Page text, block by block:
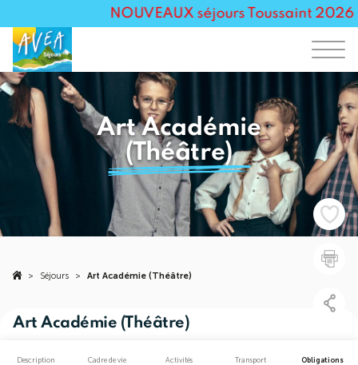
NOUVEAUX séjours Toussaint 2026
Art Académie
(Théâtre)
> Séjours > Art Académie (Théâtre)
Art Académie (Théâtre)
Description Cadre de vie Activités Transport Obligations